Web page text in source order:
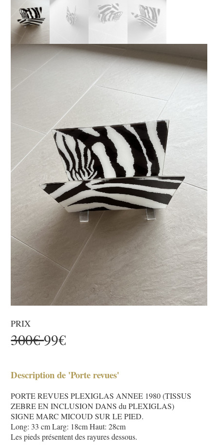
PRIX
300€99€
Description de 'Porte revues'
PORTE REVUES PLEXIGLAS ANNEE 1980 (TISSUS
ZEBRE EN INCLUSION DANS du PLEXIGLAS)
SIGNE MARC MICOUD SUR LE PIED.
Long: 33 cm Larg: 18cm Haut: 28cm
Les pieds présentent des rayures dessous.